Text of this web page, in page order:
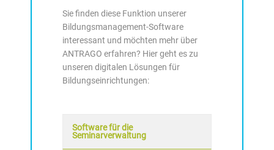
Sie finden diese Funktion unserer
Bildungsmanagement-Software
interessant und möchten mehr über
ANTRAGO erfahren? Hier geht es zu
unseren digitalen Lösungen für
Bildungseinrichtungen:
Software für die
Seminarverwaltung